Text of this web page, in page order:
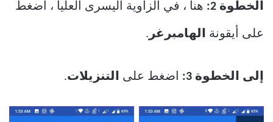
الخطوة 2: هنا ، في الزاوية اليسرى العليا ، اضغط
على أيقونة الهامبرغر .
إلى الخطوة 3: اضغط على التنزيلات.